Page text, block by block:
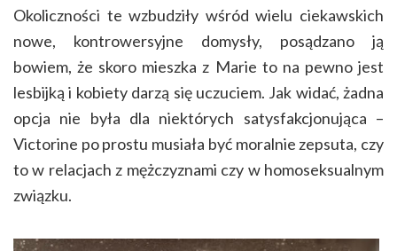
Okoliczności te wzbudziły wśród wielu ciekawskich
nowe, kontrowersyjne domysły, posądzano ją
bowiem, że skoro mieszka z Marie to na pewno jest
lesbijką i kobiety darzą się uczuciem. Jak widać, żadna
opcja nie była dla niektórych satysfakcjonująca –
Victorine po prostu musiała być moralnie zepsuta, czy
to w relacjach z mężczyznami czy w homoseksualnym
związku.